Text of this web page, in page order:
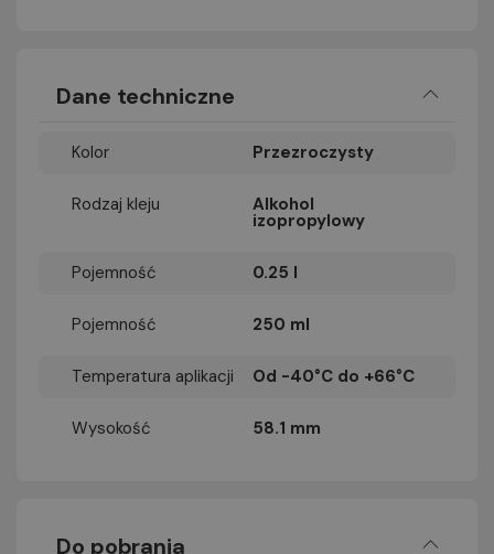
Dane techniczne
Kolor Przezroczysty
Rodzaj kleju Alkohol
izopropylowy
Pojemność 0.25 l
Pojemność 250 ml
Temperatura aplikacji Od -40°C do +66°C
Wysokość 58.1 mm
Do pobrania